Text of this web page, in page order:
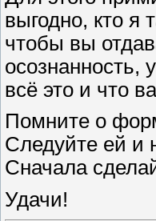
выгодно, кто я
чтобы вы
осознанность,
всё это и что
Помните о
Следуйте ей и
Сначала
Удачи!